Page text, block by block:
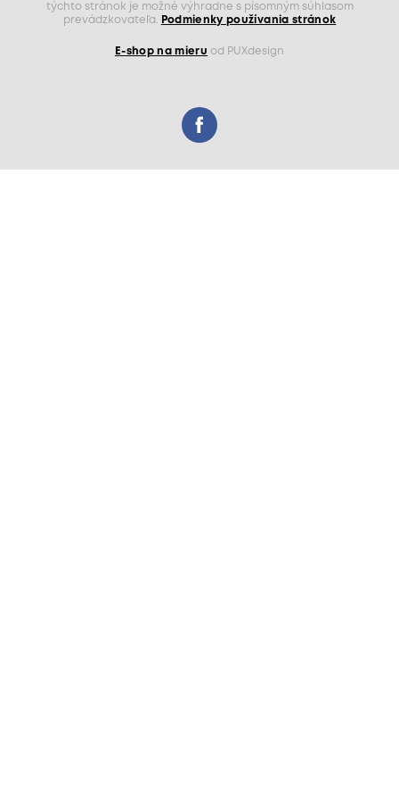
týchto stránok je možné výhradne s písomným súhlasom
prevádzkovateľa.
Podmienky používania stránok
E-shop na mieru od PUXdesign